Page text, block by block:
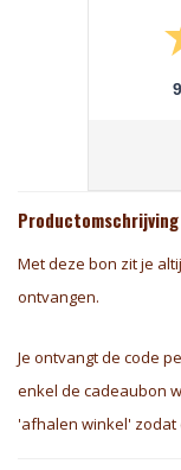
Productomschrijving
Met deze bon zit je
ontvangen.
Je ontvangt de code
enkel de cadeaubon
'afhalen winkel'